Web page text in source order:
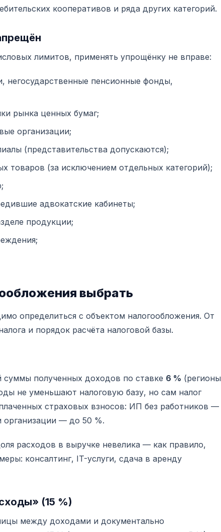
кооперативов и ряда других категорий.
лимитов, применять упрощёнку не вправе:
негосударственные пенсионные фонды,
рынка ценных бумаг;
организации;
(представительства допускаются);
товаров (за исключением отдельных категорий);
адвокатские кабинеты;
продукции;
выбрать
определиться с объектом налогообложения. От
и порядок расчёта налоговой базы.
суммы полученных доходов по ставке 6 % (регионы
не уменьшают налоговую базу, но сам налог
страховых взносов: ИП без работников —
— до 50 %.
расходов в выручке невелика — как правило,
консалтинг, IT-услуги, сдача в аренду
(15 %)
между доходами и документально